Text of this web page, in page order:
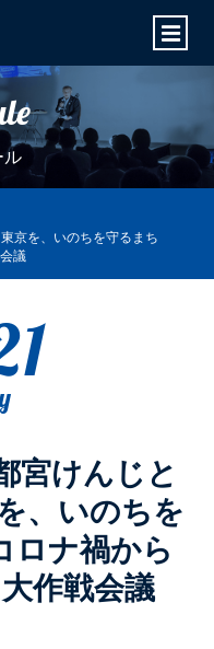
ル
京を、いのちを守るまち
議
宮けんじと
、いのちを
ナ禍から
作戦会議